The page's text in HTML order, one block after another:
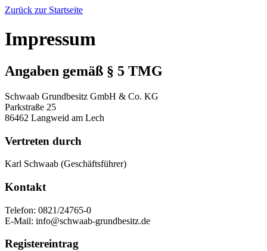
Zurück zur Startseite
Impressum
Angaben gemäß § 5 TMG
Schwaab Grundbesitz GmbH & Co. KG
Parkstraße 25
86462 Langweid am Lech
Vertreten durch
Karl Schwaab (Geschäftsführer)
Kontakt
Telefon: 0821/24765-0
E-Mail: info@schwaab-grundbesitz.de
Registereintrag